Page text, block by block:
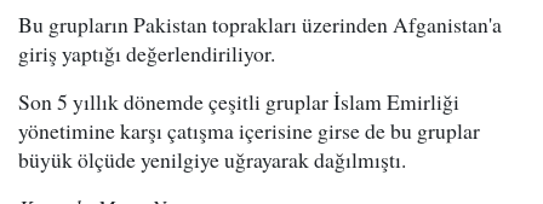
Bu grupların Pakistan toprakları üzerinden Afganistan'a
giriş yaptığı değerlendiriliyor.
Son 5 yıllık dönemde çeşitli gruplar İslam Emirliği
yönetimine karşı çatışma içerisine girse de bu gruplar
büyük ölçüde yenilgiye uğrayarak dağılmıştı.